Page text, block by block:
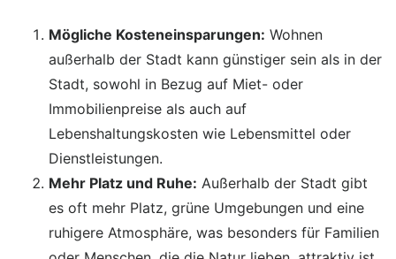
Mögliche Kosteneinsparungen: Wohnen
außerhalb der Stadt kann günstiger sein als in der
Stadt, sowohl in Bezug auf Miet- oder
Immobilienpreise als auch auf
Lebenshaltungskosten wie Lebensmittel oder
Dienstleistungen.
Mehr Platz und Ruhe: Außerhalb der Stadt gibt
es oft mehr Platz, grüne Umgebungen und eine
ruhigere Atmosphäre, was besonders für Familien